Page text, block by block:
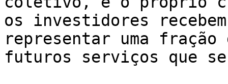
os investidores
representar uma
futuros serviços que